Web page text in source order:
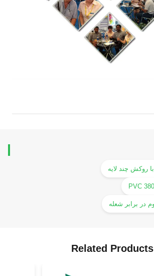
Related Products